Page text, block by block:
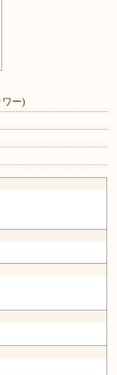
ー)